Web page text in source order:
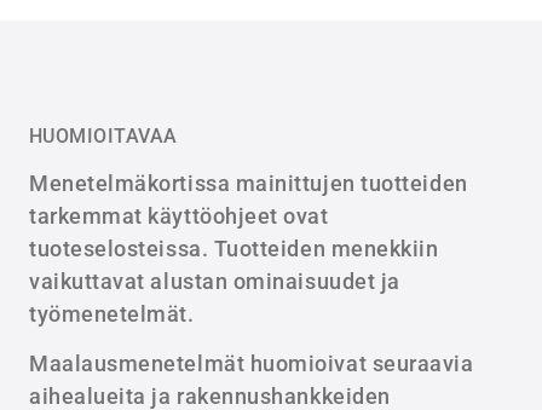
HUOMIOITAVAA
Menetelmäkortissa mainittujen tuotteiden
tarkemmat käyttöohjeet ovat
tuoteselosteissa. Tuotteiden menekkiin
vaikuttavat alustan ominaisuudet ja
työmenetelmät.
Maalausmenetelmät huomioivat seuraavia
aihealueita ja rakennushankkeiden